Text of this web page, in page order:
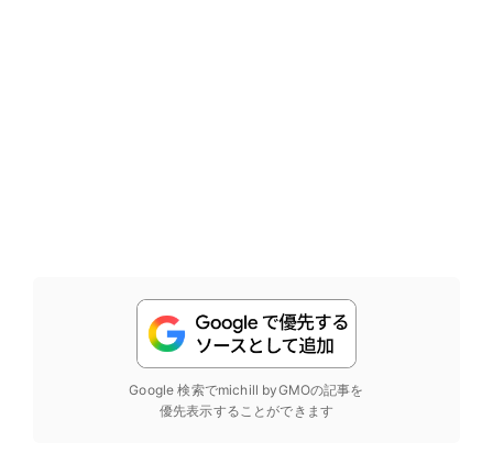
Google 検索でmichill byGMOの記事を
優先表示することができます